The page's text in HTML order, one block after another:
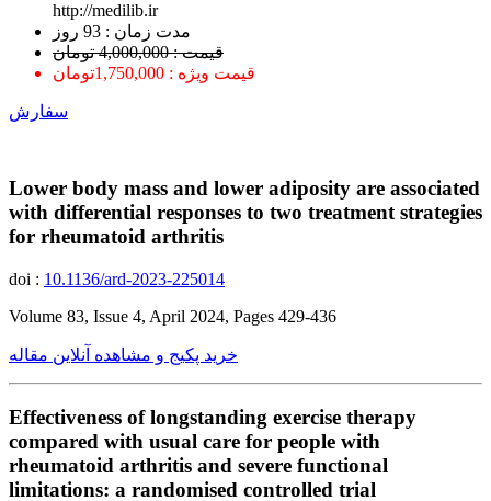
http://medilib.ir
ﻣﺪﺕ ﺯﻣﺎﻥ : 93 ﺭﻭﺯ
قیمت : 4,000,000 تومان
قیمت ویژه : 1,750,000تومان
سفارش
Lower body mass and lower adiposity are associated
with differential responses to two treatment strategies
for rheumatoid arthritis
doi : 10.1136/ard-2023-225014
Volume 83, Issue 4, April 2024, Pages 429-436
خرید پکیج و مشاهده آنلاین مقاله
Effectiveness of longstanding exercise therapy
compared with usual care for people with
rheumatoid arthritis and severe functional
limitations: a randomised controlled trial